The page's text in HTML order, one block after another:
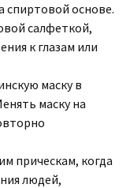
основе.
салфеткой,
к глазам или
маску в
маску на
прическам, когда
людей,